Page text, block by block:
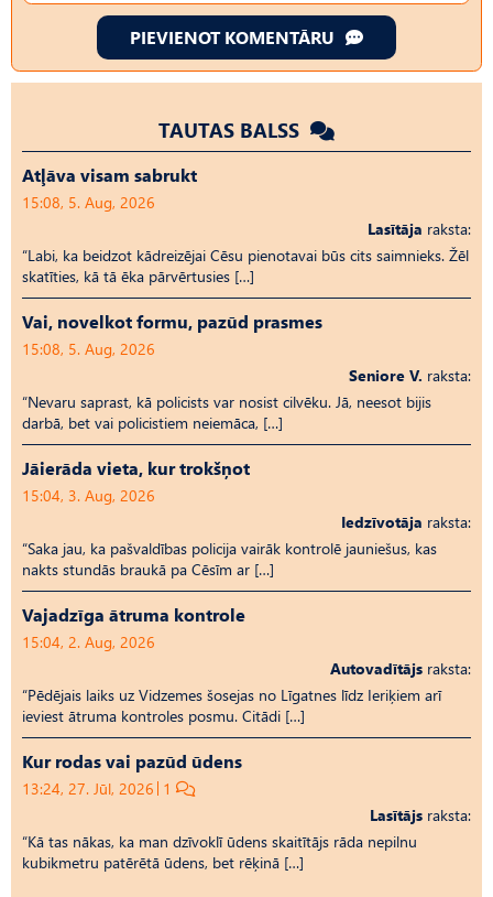
PIEVIENOT KOMENTĀRU
TAUTAS BALSS
Atļāva visam sabrukt
15:08, 5. Aug, 2026
Lasītāja raksta:
“Labi, ka beidzot kādreizējai Cēsu pienotavai būs cits saimnieks. Žēl
skatīties, kā tā ēka pārvērtusies […]
Vai, novelkot formu, pazūd prasmes
15:08, 5. Aug, 2026
Seniore V. raksta:
“Nevaru saprast, kā policists var nosist cilvēku. Jā, neesot bijis
darbā, bet vai policistiem neiemāca, […]
Jāierāda vieta, kur trokšņot
15:04, 3. Aug, 2026
Iedzīvotāja raksta:
“Saka jau, ka pašvaldības policija vairāk kontrolē jauniešus, kas
nakts stundās braukā pa Cēsīm ar […]
Vajadzīga ātruma kontrole
15:04, 2. Aug, 2026
Autovadītājs raksta:
“Pēdējais laiks uz Vid­ze­mes šosejas no Līgatnes līdz Ieriķiem arī
ieviest ātruma kontroles posmu. Citādi […]
Kur rodas vai pazūd ūdens
13:24, 27. Jūl, 2026 1
Lasītājs raksta:
“Kā tas nākas, ka man dzīvoklī ūdens skaitītājs rāda nepilnu
kubikmetru patērētā ūdens, bet rēķinā […]